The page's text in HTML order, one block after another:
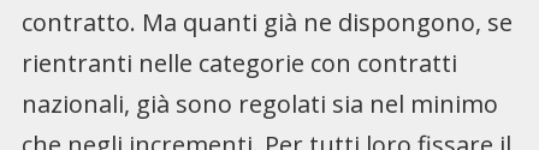
contratto. Ma quanti già ne dispongono, se
rientranti nelle categorie con contratti
nazionali, già sono regolati sia nel minimo